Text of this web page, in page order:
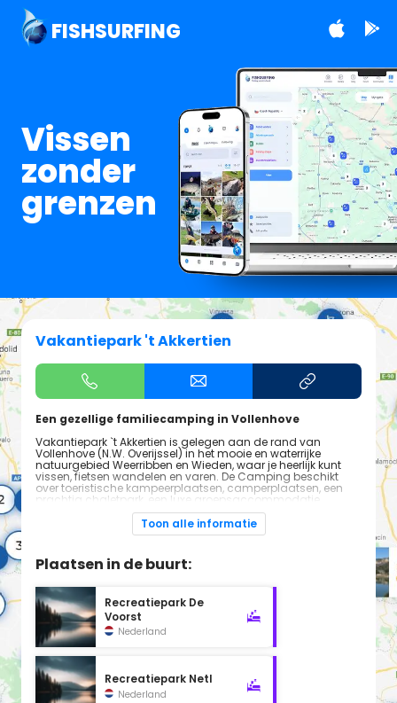
FISHSURFING
Vissen
zonder
grenzen
Vakantiepark 't Akkertien
Een gezellige familiecamping in Vollenhove
Vakantiepark `t Akkertien is gelegen aan de rand van
Vollenhove (N.W. Overijssel) in het mooie en waterrijke
natuurgebied Weerribben en Wieden, waar je heerlijk kunt
vissen, fietsen wandelen en varen. De Camping beschikt
over toeristische kampeerplaatsen, camperplaatsen, een
prachtig chaletpark, een luxe groepsaccommodatie,
moderne vissershuisjes en een unieke helikopter om in te
overnachten. Er is een overdekt zwembad en ons team
verzorgd animatie van 4 juli tot 15 augustus 2020. Op het
Toon alle informatie
Plaatsen in de buurt:
Recreatiepark De
Voorst
Nederland
Recreatiepark Netl
Nederland